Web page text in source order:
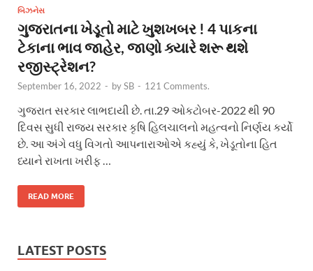
બિઝનેસ
ગુજરાતના ખેડૂતો માટે ખુશખબર ! 4 પાકના
ટેકાના ભાવ જાહેર, જાણો ક્યારે શરૂ થશે
રજીસ્ટ્રેશન?
September 16, 2022 - bySB - 121 Comments.
ગુજરાત સરકાર લાભદાયી છે. તા.29 ઓકટોબર-2022 થી 90
દિવસ સુધી રાજ્ય સરકાર કૃષિ હિલચાલનો મહત્વનો નિર્ણય કર્યો
છે. આ અંગે વધુ વિગતો આપનારાઓએ કહ્યું કે, ખેડૂતોના હિત
ધ્યાને રાખતા ખરીફ …
READ MORE
LATEST POSTS